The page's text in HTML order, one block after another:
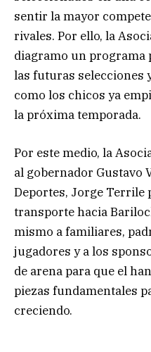
sentir la mayor
rivales. Por ello, la
diagramo un programa
las futuras selecciones
como los chicos ya
la próxima temporada.
Por este medio, la
al gobernador Gustavo
Deportes, Jorge Terrile
transporte hacia
mismo a familiares,
jugadores y a los
de arena para que el
piezas fundamentales
creciendo.